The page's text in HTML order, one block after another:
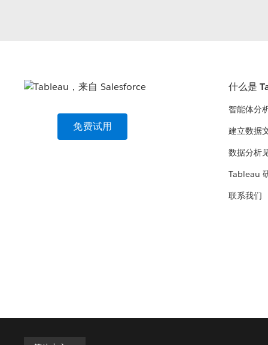
免费试用
什么是
智能体分
建立数据
数据分析
Tableau
联系我们